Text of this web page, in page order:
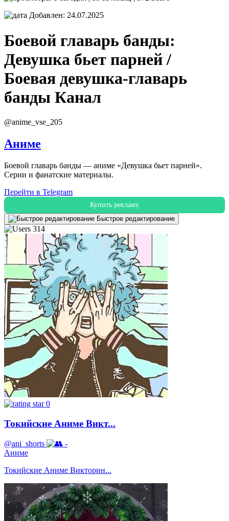
Добавлен: 24.07.2025
Боевой главарь банды:
Девушка бьет парней /
Боевая девушка-главарь
банды Канал
@anime_vse_205
Аниме
Боевой главарь банды — аниме «Девушка бьет парней».
Серии и фанатские материалы.
Перейти в Telegram
Купить рекламу
Быстрое редактирование
314
0
Токийские Аниме Викт...
@ani_shorts
-
Аниме
Токийские Аниме Викторин...